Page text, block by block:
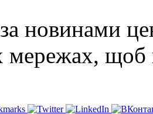
новинами
мережах, щоб